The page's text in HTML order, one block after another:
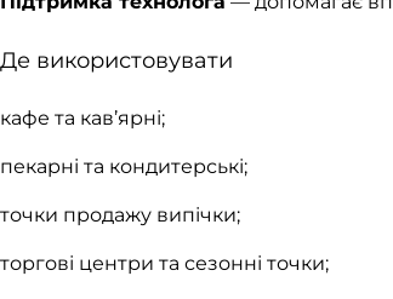
Де використовувати
кафе та кав’ярні;
пекарні та кондитерські;
точки продажу випічки;
торгові центри та сезонні точки;